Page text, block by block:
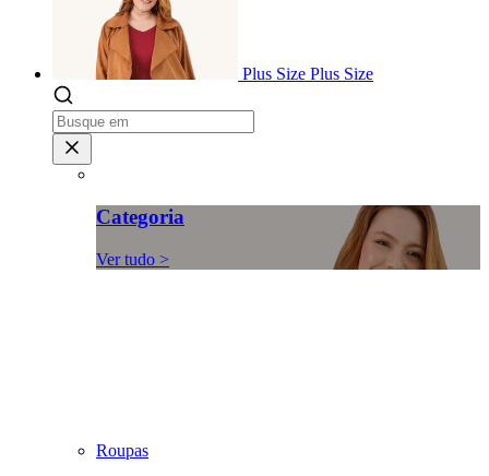
Plus Size Plus Size
Categoria
Ver tudo >
Roupas